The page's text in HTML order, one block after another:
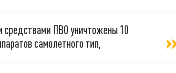
ПВО уничтожены 10
самолетного тип,